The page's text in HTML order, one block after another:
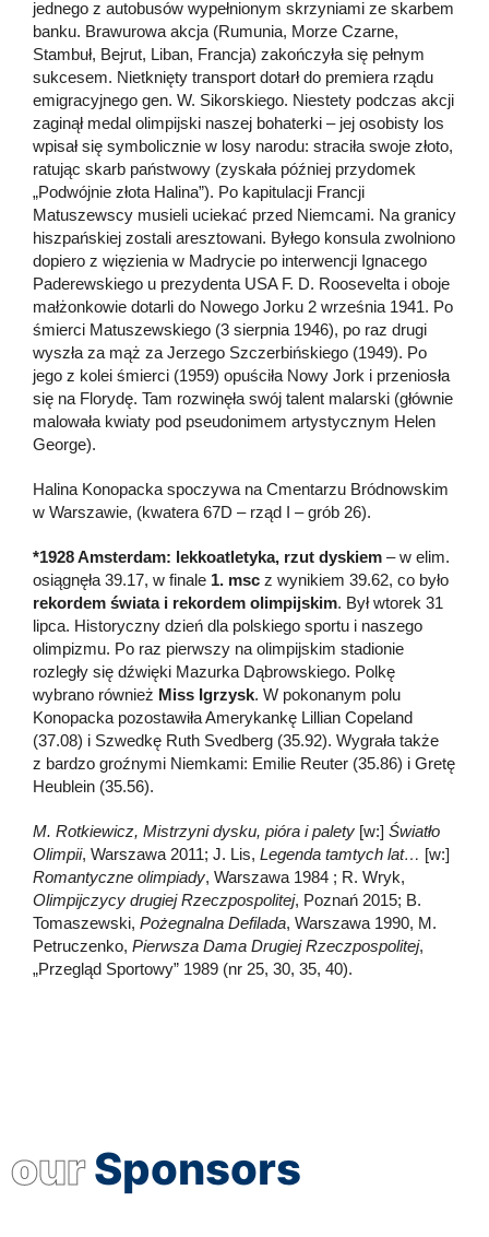
jednego z autobusów wypełnionym skrzyniami ze skarbem
banku. Brawurowa akcja (Rumunia, Morze Czarne,
Stambuł, Bejrut, Liban, Francja) zakończyła się pełnym
sukcesem. Nietknięty transport dotarł do premiera rządu
emigracyjnego gen. W. Sikorskiego. Niestety podczas akcji
zaginął medal olimpijski naszej bohaterki – jej osobisty los
wpisał się symbolicznie w losy narodu: straciła swoje złoto,
ratując skarb państwowy (zyskała później przydomek
„Podwójnie złota Halina”). Po kapitulacji Francji
Matuszewscy musieli uciekać przed Niemcami. Na granicy
hiszpańskiej zostali aresztowani. Byłego konsula zwolniono
dopiero z więzienia w Madrycie po interwencji Ignacego
Paderewskiego u prezydenta USA F. D. Roosevelta i oboje
małżonkowie dotarli do Nowego Jorku 2 września 1941. Po
śmierci Matuszewskiego (3 sierpnia 1946), po raz drugi
wyszła za mąż za Jerzego Szczerbińskiego (1949). Po
jego z kolei śmierci (1959) opuściła Nowy Jork i przeniosła
się na Florydę. Tam rozwinęła swój talent malarski (głównie
malowała kwiaty pod pseudonimem artystycznym Helen
George).
Halina Konopacka spoczywa na Cmentarzu Bródnowskim
w Warszawie, (kwatera 67D – rząd I – grób 26).
*1928 Amsterdam: lekkoatletyka, rzut dyskiem – w elim.
osiągnęła 39.17, w finale 1. msc z wynikiem 39.62, co było
rekordem świata i rekordem olimpijskim. Był wtorek 31
lipca. Historyczny dzień dla polskiego sportu i naszego
olimpizmu. Po raz pierwszy na olimpijskim stadionie
rozległy się dźwięki Mazurka Dąbrowskiego. Polkę
wybrano również Miss Igrzysk. W pokonanym polu
Konopacka pozostawiła Amerykankę Lillian Copeland
(37.08) i Szwedkę Ruth Svedberg (35.92). Wygrała także
z bardzo groźnymi Niemkami: Emilie Reuter (35.86) i Gretę
Heublein (35.56).
M. Rotkiewicz, Mistrzyni dysku, pióra i palety [w:] Światło
Olimpii, Warszawa 2011; J. Lis, Legenda tamtych lat… [w:]
Romantyczne olimpiady, Warszawa 1984 ; R. Wryk,
Olimpijczycy drugiej Rzeczpospolitej, Poznań 2015; B.
Tomaszewski, Pożegnalna Defilada, Warszawa 1990, M.
Petruczenko, Pierwsza Dama Drugiej Rzeczpospolitej,
„Przegląd Sportowy” 1989 (nr 25, 30, 35, 40).
ourSponsors